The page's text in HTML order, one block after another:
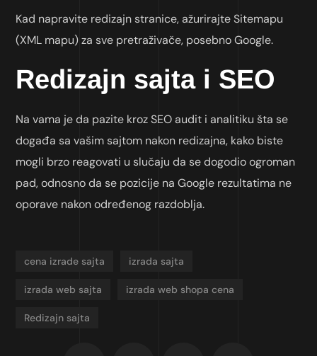
Kad napravite redizajn stranice, ažurirajte Sitemapu
(XML mapu) za sve pretraživače, posebno Google.
Redizajn sajta i SEO
Na vama je da pazite kroz SEO audit i analitiku šta se
događa sa vašim sajtom nakon redizajna, kako biste
mogli brzo reagovati u slučaju da se dogodio ogroman
pad, odnosno da se pozicije na Google rezultatima ne
oporave nakon određenog razdoblja.
cena izrade sajta izrada sajta
izrada web sajta izrada web shopa cena
Redizajn sajta